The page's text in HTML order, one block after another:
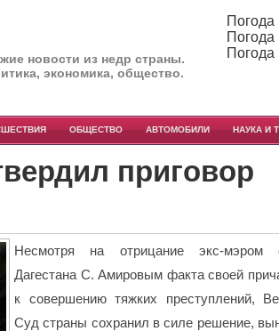
новости из недр страны.
экономика, общество.
Погода
Погода
Погода
ОБЩЕСТВО АВТОМОБИЛИ НАУКА И
приговор
Несмотря на отрицание экс-мэром
Дагестана С. Амировым факта своей
к совершению тяжких преступлений,
Суд страны сохранил в силе решение,